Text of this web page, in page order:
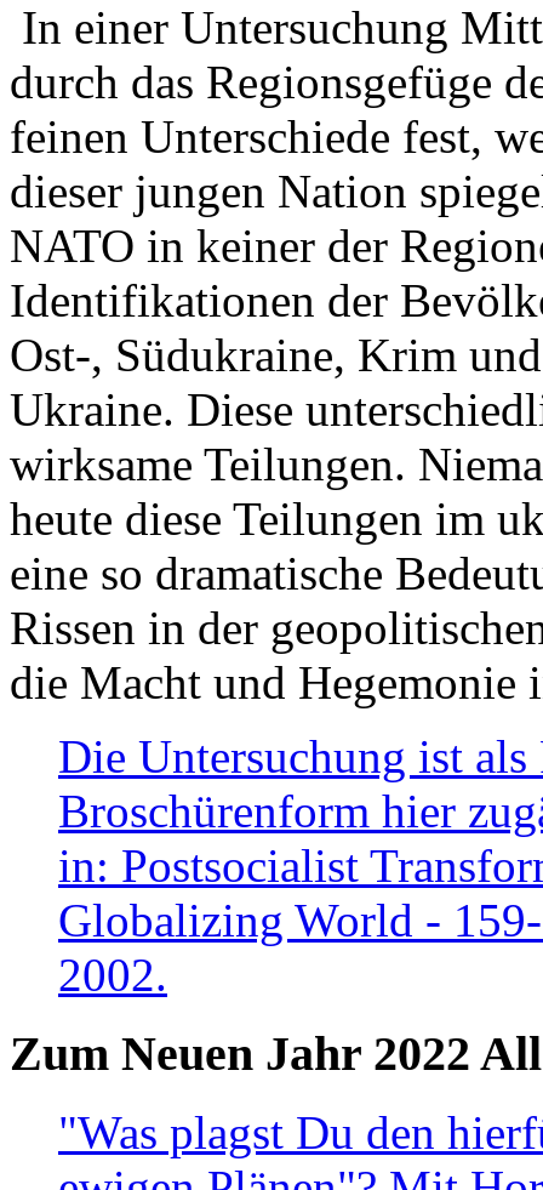
In einer Untersuchung
durch das Regionsgefüge
feinen Unterschiede fest,
dieser jungen Nation
NATO in keiner der
Identifikationen der
Ost-, Südukraine, Krim
Ukraine. Diese
wirksame Teilungen.
heute diese Teilungen im
eine so dramatische
Rissen in der
die Macht und Hegemonie
Die Untersuchung ist
Broschürenform hier
in: Postsocialist
Globalizing World -
2002.
Zum Neuen Jahr 2022
"Was plagst Du den